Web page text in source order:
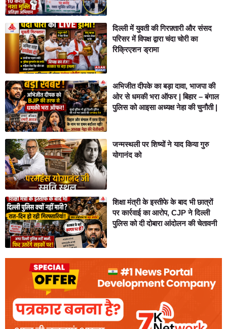
दिल्ली में युवती की गिरफ़्तारी और संसद
परिसर में विपक्ष द्वारा चंदा चोरी का
रिक्रिएशन ड्रामा
अभिजीत दीपके का बड़ा दावा, भाजपा की
ओर से धमकी भरा ऑफर | बिहार – बंगाल
पुलिस को आइसा अध्यक्ष नेहा की चुनौती |
जन्मस्थली पर शिष्यों ने याद किया गुरु
योगानंद को
शिक्षा मंत्री के इस्तीफे के बाद भी छात्रों
पर कार्रवाई का आरोप, CJP ने दिल्ली
पुलिस को दी दोबारा आंदोलन की चेतावनी